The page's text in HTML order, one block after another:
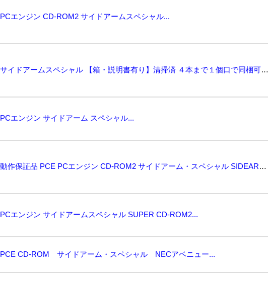
PCエンジン CD-ROM2 サイドアームスペシャル...
サイドアームスペシャル 【箱・説明書有り】清掃済 ４本まで１個口で同梱可 ＰＣエンジン CDーROM...
PCエンジン サイドアーム スペシャル...
動作保証品 PCE PCエンジン CD-ROM2 サイドアーム・スペシャル SIDEARMS SPE...
PCエンジン サイドアームスペシャル SUPER CD-ROM2...
PCE CD-ROM サイドアーム・スペシャル NECアベニュー...